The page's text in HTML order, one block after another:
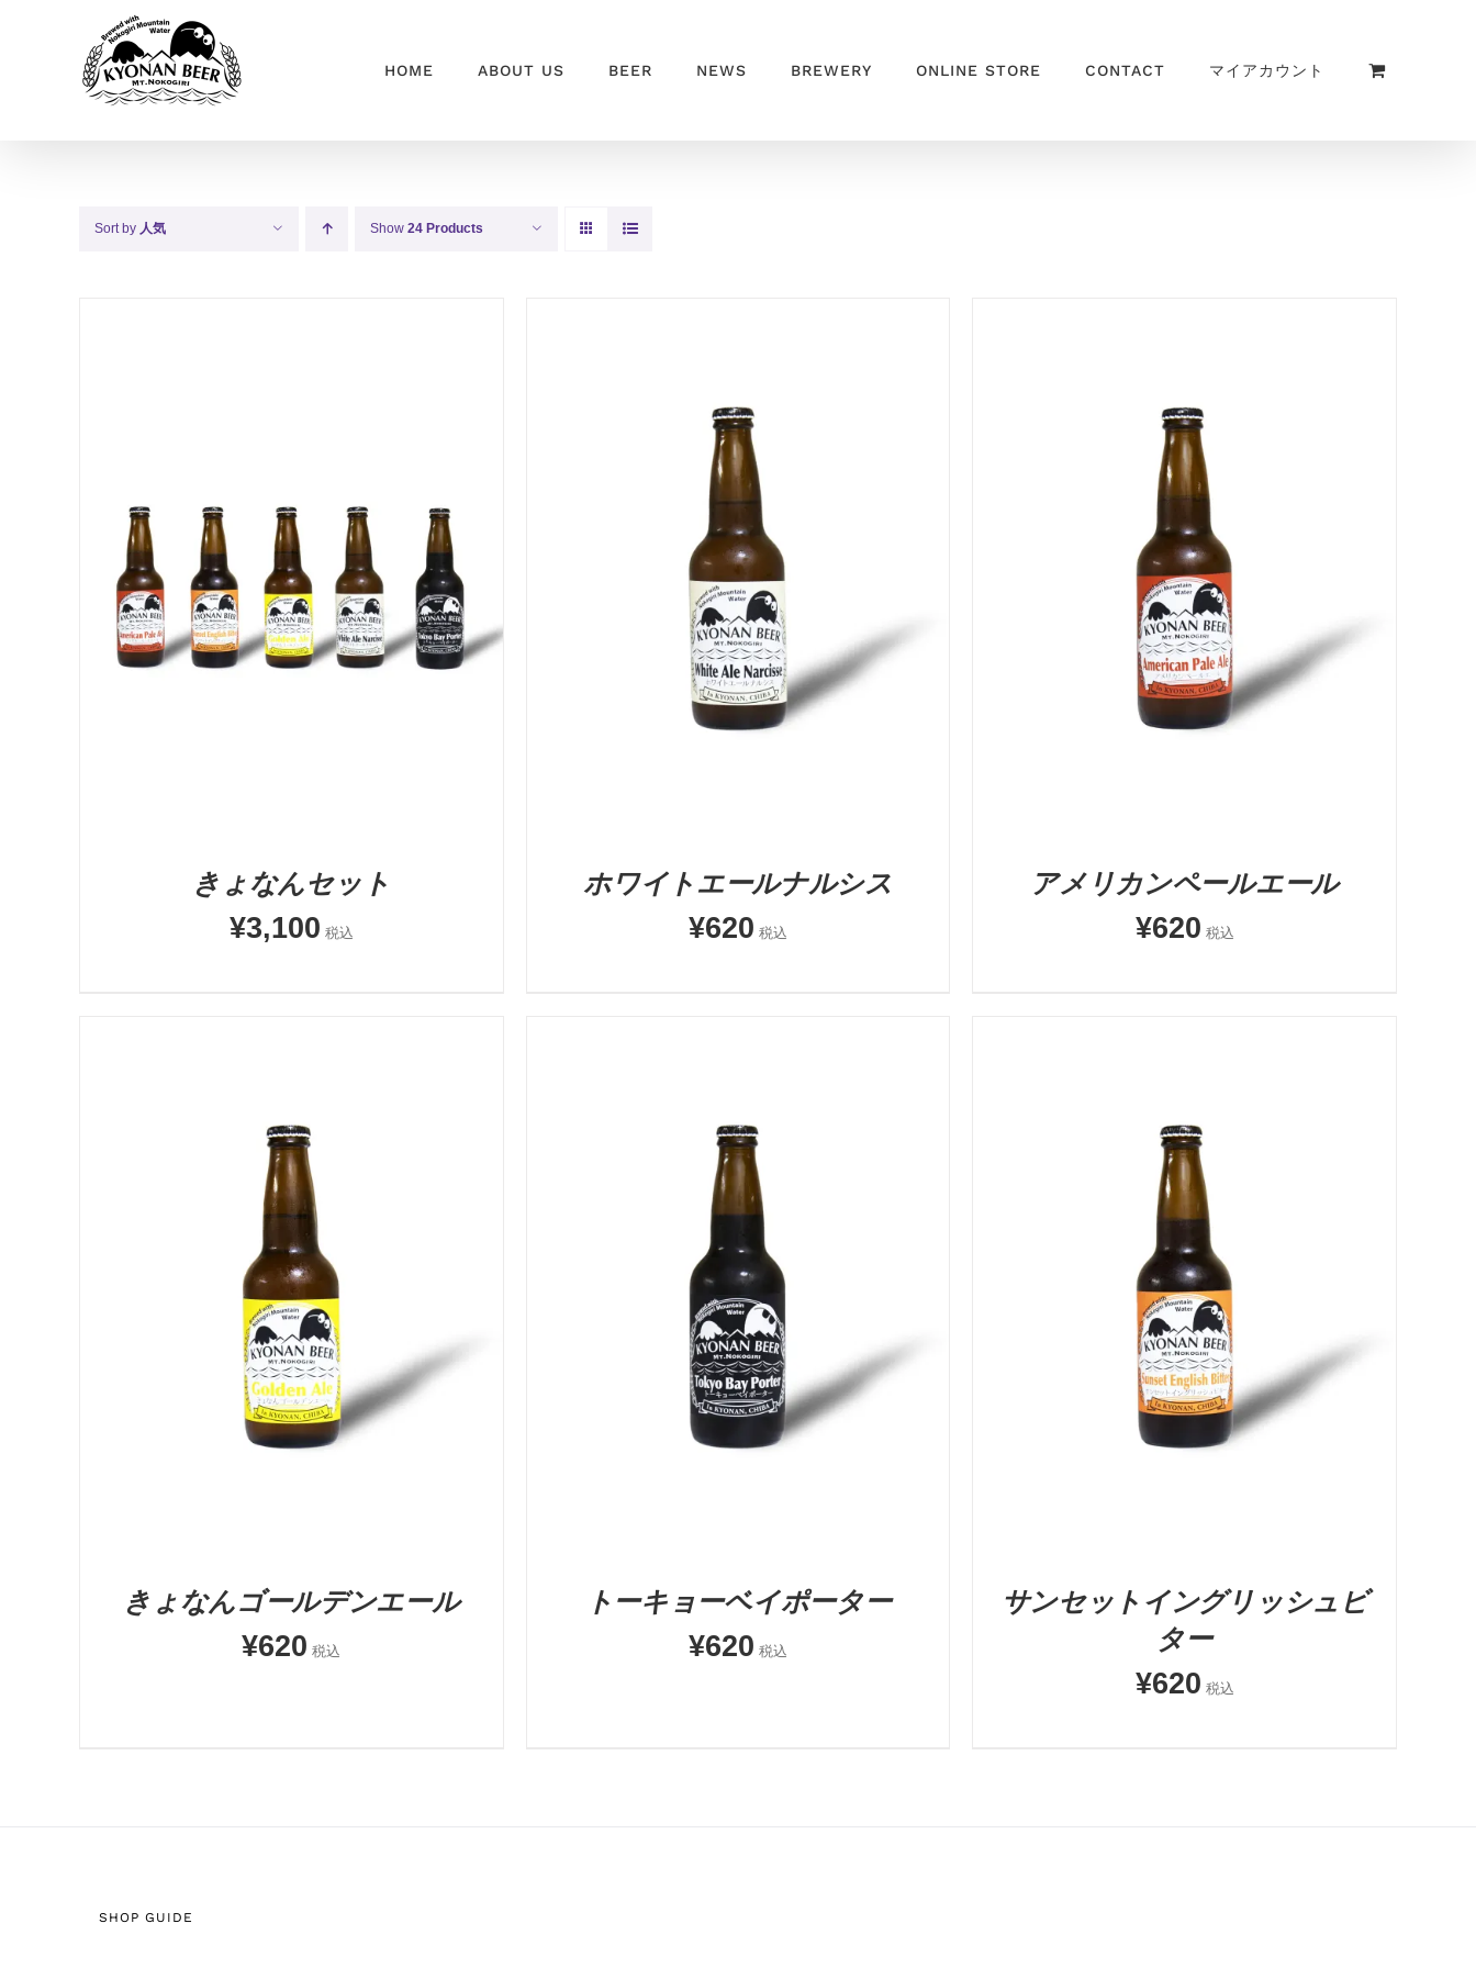
HOME ABOUT US BEER NEWS BREWERY ONLINE STORE CONTACT マイアカウント
Sort by 人気 Show 24 Products
お買い物カゴに追加 QUICK VIEW
きょなんセット
¥3,100 税込
お買い物カゴに追加 QUICK VIEW
ホワイトエールナルシス
¥620 税込
お買い物カゴに追加 QUICK VIEW
アメリカンペールエール
¥620 税込
お買い物カゴに追加 QUICK VIEW
きょなんゴールデンエール
¥620 税込
5段階中
5.00
の評価
お買い物カゴに追加 QUICK VIEW
トーキョーベイポーター
¥620 税込
お買い物カゴに追加 QUICK VIEW
サンセットイングリッシュビ
ター
¥620 税込
SHOP GUIDE